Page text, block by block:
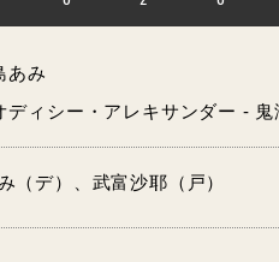
あみ
ディシー・アレキサンダー - 鬼
デ）、武富沙耶（戸）